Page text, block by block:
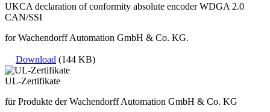
UKCA declaration of conformity absolute encoder WDGA 2.0
CAN/SSI
for Wachendorff Automation GmbH & Co. KG.
Download (144 KB)
UL-Zertifikate
für Produkte der Wachendorff Automation GmbH & Co. KG